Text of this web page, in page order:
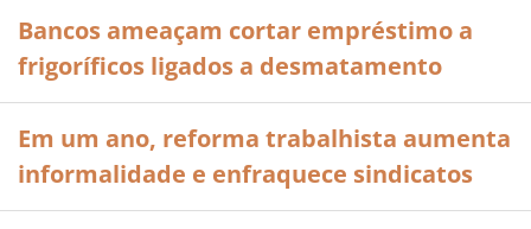
Bancos ameaçam cortar empréstimo a
frigoríficos ligados a desmatamento
Em um ano, reforma trabalhista aumenta
informalidade e enfraquece sindicatos